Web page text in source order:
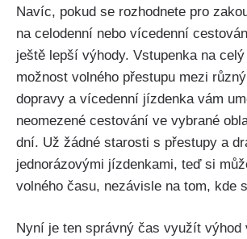
Navíc, pokud ‌se rozhodnete pro
na⁤ celodenní nebo vícedenní
ještě lepší výhody. Vstupenka na
možnost‍ volného ‌přestupu mezi
dopravy a vícedenní jízdenka vám
neomezené cestování ve vybrané
dní. Už žádné starosti s přestupy a
jednorázovými jízdenkami, teď si
volného času,‍ nezávisle na tom, kde
Nyní je ten⁣ správný čas využít výhod